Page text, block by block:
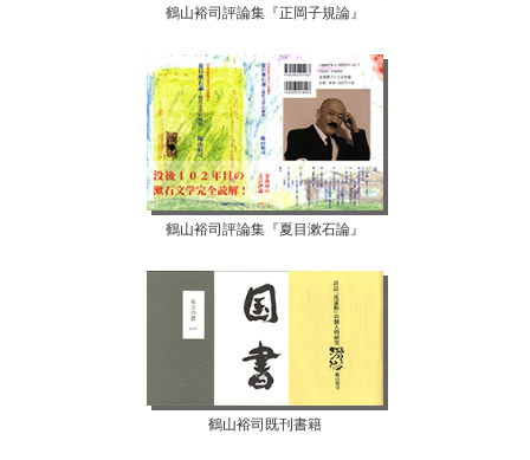
鶴山裕司評論集『正岡子規論』
鶴山裕司評論集『夏目漱石論』
鶴山裕司既刊書籍